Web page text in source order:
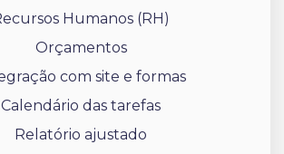
Humanos (RH)
Orçamentos
com site e formas
Calendário das tarefas
Relatório ajustado